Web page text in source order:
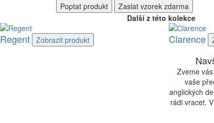
Poptat produkt Zaslat vzorek zdarma
Další z této kolekce
Regent Zobrazit produkt Clarence
Zveme
vaše
anglických
rádi vracet.